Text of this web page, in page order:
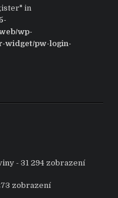
in
wp-
widget/pw-login-
- 31 294 zobrazení
zobrazení